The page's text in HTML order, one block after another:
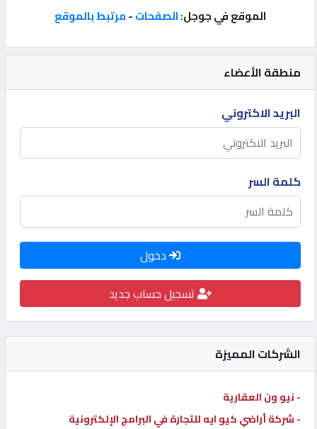
كيو
مزاد
كيو
نمبر
كيو
كارز
كيو
ماركت
الدليل
القطري
POWERED
QHOST
منطقة الأعضاء
البريد الاكتروني
كلمة السر
دخول
تسجيل حساب جديد
الشركات المميزة
- نيو ون العقارية
- شركة أراضي كيو ايه للتجارة في البرامج الإلكترونية
الموقع في جوجل:الصفحات-مرتبط بالموقع